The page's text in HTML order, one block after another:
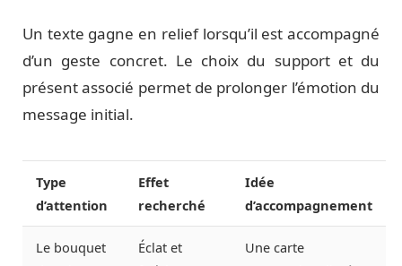
Un texte gagne en relief lorsqu’il est accompagné
d’un geste concret. Le choix du support et du
présent associé permet de prolonger l’émotion du
message initial.
Type
d’attention
Effet
recherché
Idée
d’accompagnement
Le bouquet
Éclat et
Une carte